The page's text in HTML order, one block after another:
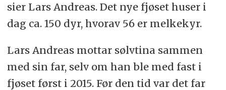
sier Lars Andreas. Det nye fjøset huser i
dag ca. 150 dyr, hvorav 56 er melkekyr.
Lars Andreas mottar sølvtina sammen
med sin far, selv om han ble med fast i
fjøset først i 2015. Før den tid var det far